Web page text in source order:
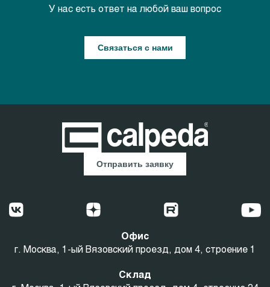
У нас есть ответ на любой ваш вопрос
Связаться с нами
Отправить заявку
Офис
г. Москва, 1-ый Вязовский проезд, дом 4, строение 1
Склад